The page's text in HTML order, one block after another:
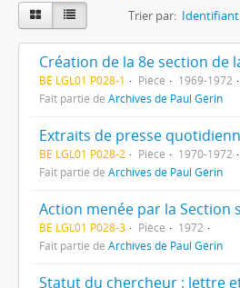
Trier par: Identifiant
BE LGL01 P028-1 Pièce
1969-1972
Fait partie de Archives de Paul Gérin
BE LGL01 P028-2 Pièce
1970-1972
Fait partie de Archives de Paul Gérin
BE LGL01 P028-3 Pièce
1972
Fait partie de Archives de Paul Gérin